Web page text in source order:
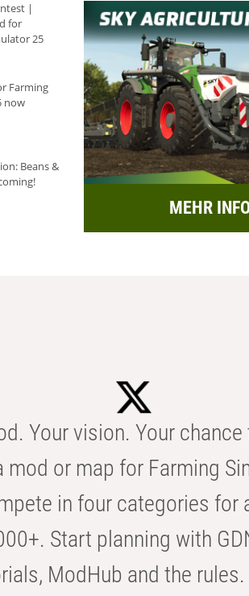
|
for
25
Farming
now
Beans &
MEHR
Your vision. Your
mod or map for Farming
in four categories for
Start planning with
ModHub and the